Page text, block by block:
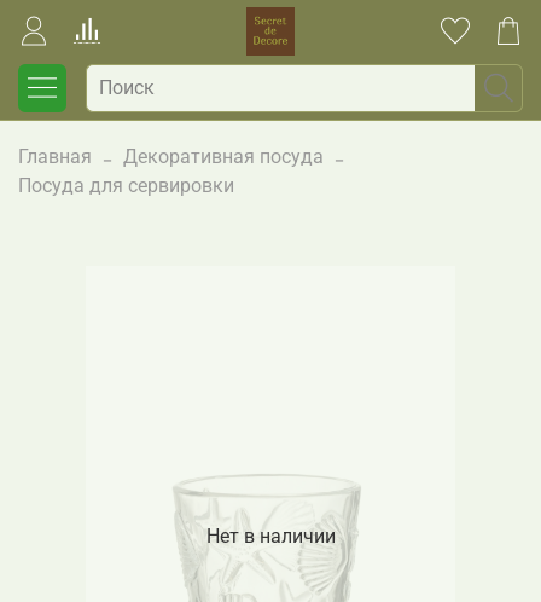
Главная
Декоративная посуда
Посуда для сервировки
Нет в наличии